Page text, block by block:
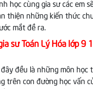
học cùng gia sư các em
thiện những kiến thức
mắt đề ra.
sư Toán Lý Hóa lớp 9
đây đều là những môn học
trên con đường học vấn